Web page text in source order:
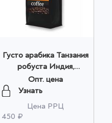
Густо арабика Танзания
робуста Индия,
молотый 200г оптом
Опт. цена
Узнать
Цена РРЦ
450 ₽